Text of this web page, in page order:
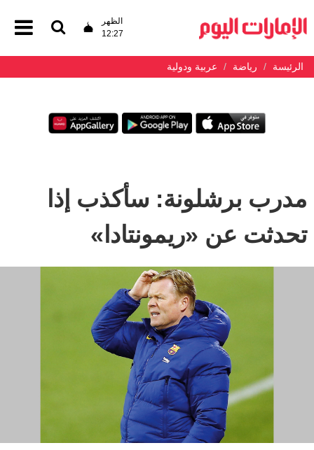
الظهر
12:27
الرئيسة رياضة عربية ودولية
مدرب برشلونة: سأكذب إذا
تحدثت عن «ريمونتادا»